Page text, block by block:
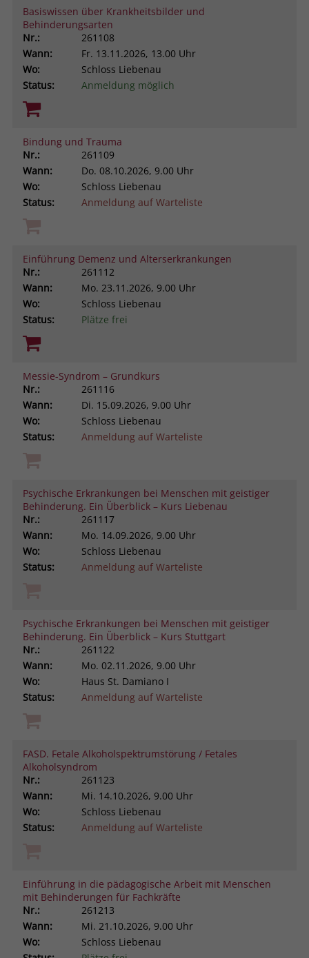
Basiswissen über Krankheitsbilder und
Behinderungsarten
Nr.:
261108
Wann:
Fr. 13.11.2026, 13.00 Uhr
Wo:
Schloss Liebenau
Status:
Anmeldung möglich
Bindung und Trauma
Nr.:
261109
Wann:
Do. 08.10.2026, 9.00 Uhr
Wo:
Schloss Liebenau
Status:
Anmeldung auf Warteliste
Einführung Demenz und Alterserkrankungen
Nr.:
261112
Wann:
Mo. 23.11.2026, 9.00 Uhr
Wo:
Schloss Liebenau
Status:
Plätze frei
Messie-Syndrom – Grundkurs
Nr.:
261116
Wann:
Di. 15.09.2026, 9.00 Uhr
Wo:
Schloss Liebenau
Status:
Anmeldung auf Warteliste
Psychische Erkrankungen bei Menschen mit geistiger
Behinderung. Ein Überblick – Kurs Liebenau
Nr.:
261117
Wann:
Mo. 14.09.2026, 9.00 Uhr
Wo:
Schloss Liebenau
Status:
Anmeldung auf Warteliste
Psychische Erkrankungen bei Menschen mit geistiger
Behinderung. Ein Überblick – Kurs Stuttgart
Nr.:
261122
Wann:
Mo. 02.11.2026, 9.00 Uhr
Wo:
Haus St. Damiano I
Status:
Anmeldung auf Warteliste
FASD. Fetale Alkoholspektrumstörung / Fetales
Alkoholsyndrom
Nr.:
261123
Wann:
Mi. 14.10.2026, 9.00 Uhr
Wo:
Schloss Liebenau
Status:
Anmeldung auf Warteliste
Einführung in die pädagogische Arbeit mit Menschen
mit Behinderungen für Fachkräfte
Nr.:
261213
Wann:
Mi. 21.10.2026, 9.00 Uhr
Wo:
Schloss Liebenau
Name PHPSESSID
Anbieter stiftung-liebenau.de
Laufzeit Session
allen Seitenanfragen bei.
Zweck
Browsers und die Einstellungen
exklusiv für diese Website zu speichern.
Dadurch wird gewährleistet, dass
Aktionen, die bei späteren Besuchen
derselben Website durchgeführt
werden, mit derselben
Name _clsk
Anbieter www.clarity.ms
Laufzeit 1 Jahr
Zweck
zu speichern und in einer einzigen
Sitzungsaufzeichnung
zusammenzufassen.